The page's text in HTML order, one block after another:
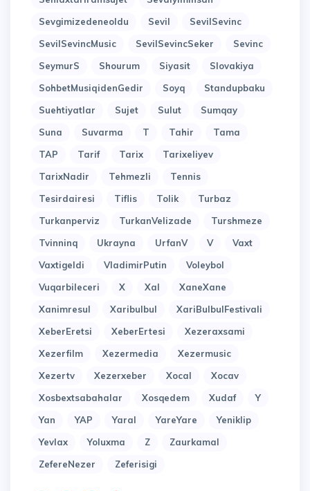
Sevgimizedeneoldu
Sevil
SevilSevinc
SevilSevincMusic
SevilSevincSeker
Sevinc
SeymurS
Shourum Siyasit
Slovakiya
SohbetMusiqidenGedir
Soyq
Standupbaku
Suehtiyatlar
Sujet Sulut
Sumqay
Suna
Suvarma T Tahir
Tama
TAP
Tarif Tarix
Tarixeliyev
TarixNadir
Tehmezli
Tennis
Tesirdairesi
Tiflis Tolik
Turbaz
Turkanperviz
TurkanVelizade
Turshmeze
Tvinninq
Ukrayna UrfanV V
Vaxt
Vaxtigeldi
VladimirPutin
Voleybol
Vuqarbileceri
X Xal
XaneXane
Xanimresul
Xaribulbul
XariBulbulFestivali
XeberEretsi
XeberErtesi
Xezeraxsami
Xezerfilm
Xezermedia
Xezermusic
Xezertv
Xezerxeber Xocal
Xocav
Xosbextsabahalar
Xosqedem Xudaf
Y
Yan
YAP Yaral YareYare
Yeniklip
Yevlax
Yoluxma Z
Zaurkamal
ZefereNezer
Zeferisigi